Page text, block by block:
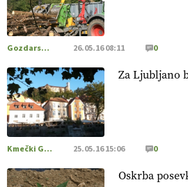
[EKOloško = LOGIČNO
in vlaga.
VEČ
https://t.co/
#CAP https://t.co/dDwsipE645
[EKOloško = LOGIČNO
tal
. VEČ
https://t.co/J7RkeaYpYu
https://t.co/RVG0FzcQN6
[EKOloško = LOGIČNO
] Zdravje rastlin
Gozdarstvo 26.05.16 08:11 0
Za Ljubljano
Kmečki Glas 25.05.16 15:06 0
Oskrba